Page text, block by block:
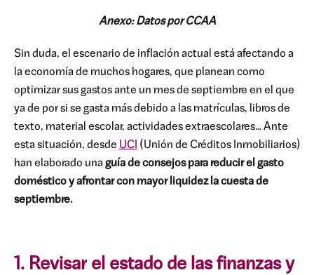
Anexo: Datos por CCAA
Sin duda, el escenario de inflación actual está afectando a
la economía de muchos hogares, que planean como
optimizar sus gastos ante un mes de septiembre en el que
ya de por si se gasta más debido a las matrículas, libros de
texto, material escolar, actividades extraescolares… Ante
esta situación, desde UCI (Unión de Créditos Inmobiliarios)
han elaborado unaguía de consejos para reducir el gasto
doméstico y afrontar con mayor liquidez la cuesta de
septiembre.
1. Revisar el estado de las finanzas y